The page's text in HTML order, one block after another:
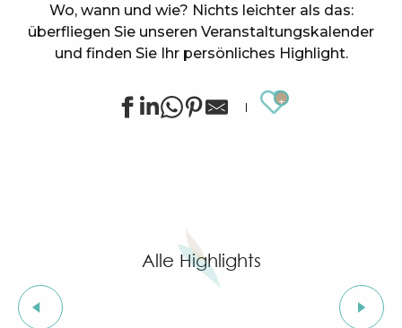
Wo, wann und wie? Nichts leichter als das:
überfliegen Sie unseren Veranstaltungskalender
und finden Sie Ihr persönliches Highlight.
Ajouter
Geführte Tour durch das Dorf Grimaud (private
Wochenmarkt Port Grimaud
Bio- und Ethikmarkt in Grimaud
Flohmarkt von Mas de Bagatin
Orientierungsläufe im Dorf Grimaud
Alle Highlights